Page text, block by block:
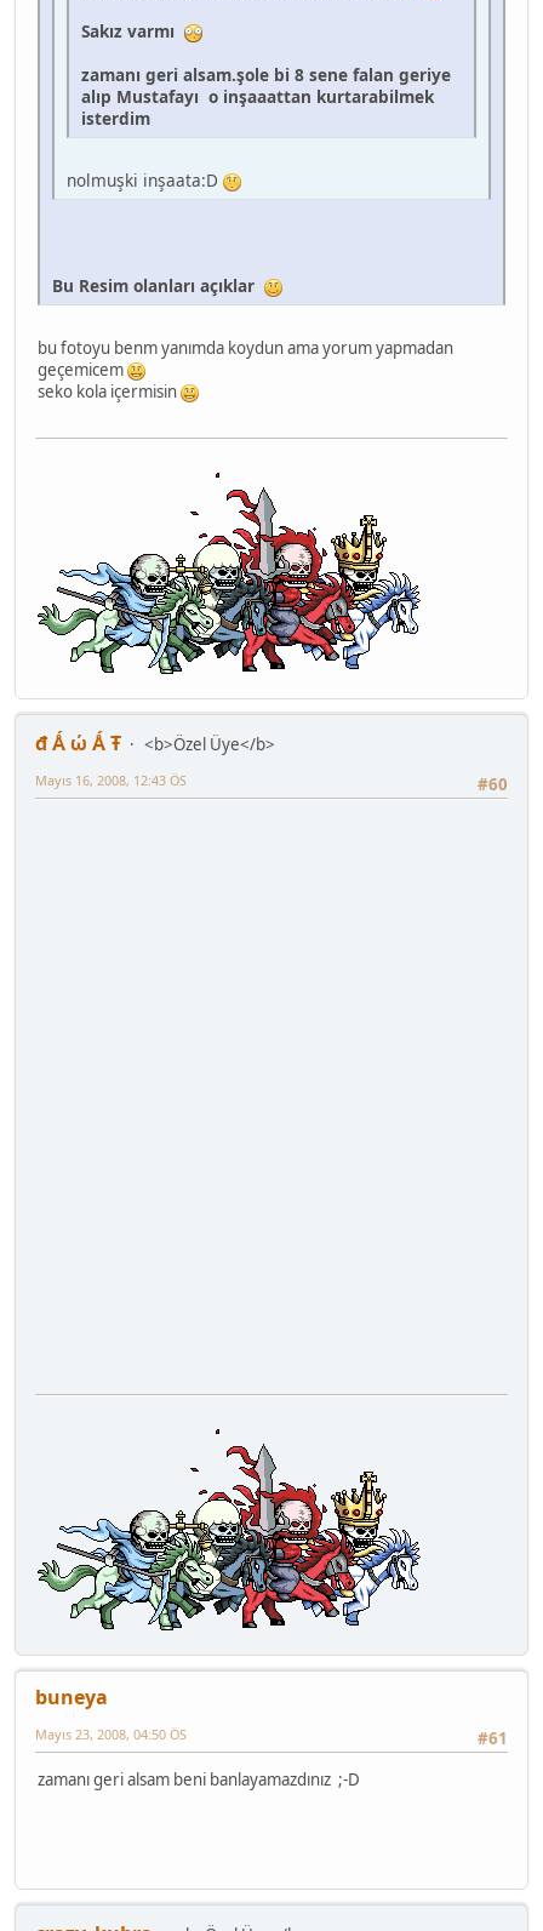
Sakız varmı
zamanı geri alsam.şole bi 8 sene falan geriye
alıp Mustafayı o inşaaattan kurtarabilmek
isterdim
nolmuşki inşaata:D
Bu Resim olanları açıklar
bu fotoyu benm yanımda koydun ama yorum yapmadan
geçemicem
seko kola içermisin
đ Ǻ ώ Ǻ Ŧ
<b>Özel Üye</b>
#60
Mayıs 16, 2008, 12:43 ÖS
buneya
#61
Mayıs 23, 2008, 04:50 ÖS
zamanı geri alsam beni banlayamazdınız ;-D